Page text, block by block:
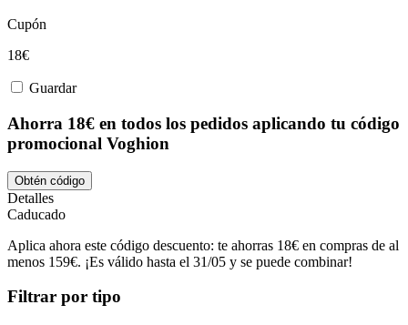
Cupón
18€
Guardar
Ahorra 18€ en todos los pedidos aplicando tu código
promocional Voghion
Obtén código
Detalles
Caducado
Aplica ahora este código descuento: te ahorras 18€ en compras de al
menos 159€. ¡Es válido hasta el 31/05 y se puede combinar!
Filtrar por tipo